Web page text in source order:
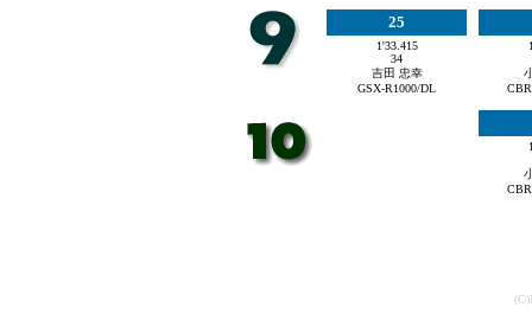
25
1'33.415
34
吉田 忠幸
GSX-R1000/DL